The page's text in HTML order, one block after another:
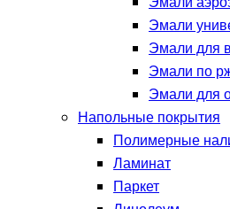
Эмали
Эмали для
Эмали по
Эмали для
Напольные покрытия
Полимерные
Ламинат
Паркет